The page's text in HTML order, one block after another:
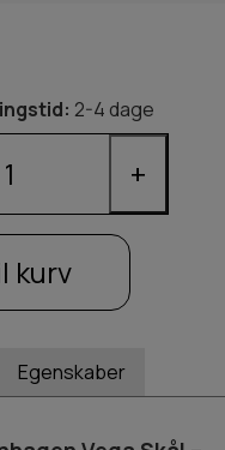
2-4 dage
+
kurv
Egenskaber